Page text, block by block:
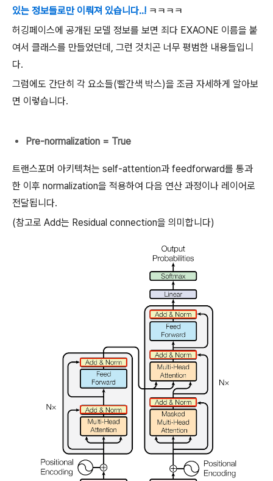
있는 정보들로만 이뤄져 있습니다..! ㅋㅋㅋㅋ
허깅페이스에 공개된 모델 정보를 보면 죄다 EXAONE 이름을 붙
여서 클래스를 만들었던데, 그런 것치곤 너무 평범한 내용들입니
다.
그럼에도 간단히 각 요소들(빨간색 박스)을 조금 자세하게 알아보
면 이렇습니다.
Pre-normalization = True
트랜스포머 아키텍쳐는 self-attention과 feedforward를 통과
한 이후 normalization을 적용하여 다음 연산 과정이나 레이어로
전달됩니다.
(참고로 Add는 Residual connection을 의미합니다)